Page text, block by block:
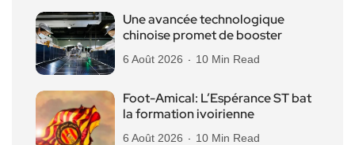
Une avancée technologique
chinoise promet de booster
6 Août 2026 10 Min Read
Foot-Amical: L’Espérance ST bat
la formation ivoirienne
6 Août 2026 10 Min Read